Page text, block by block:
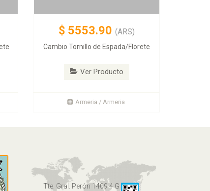
$ 5553.90 (ARS)
Cambio Tornillo de Espada/Florete
Ver Producto
Armeria / Armeria
Tte. Gral. Perón 1409 4 G